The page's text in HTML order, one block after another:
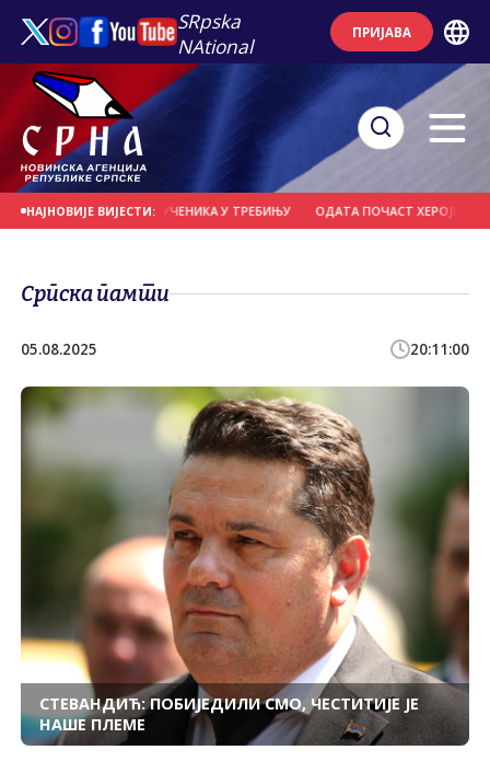
SRpska
NAtional
ПРИЈАВА
НАЈНОВИЈЕ ВИЈЕСТИ:
СРПСКЕ У ДОМУ УЧЕНИКА У ТРЕБИЊУ ОДАТА ПОЧАСТ ХЕРОЈИМА
Српска памти
05.08.2025 20:11:00
СТЕВАНДИЋ: ПОБИЈЕДИЛИ СМО, ЧЕСТИТИЈЕ ЈЕ
НАШЕ ПЛЕМЕ